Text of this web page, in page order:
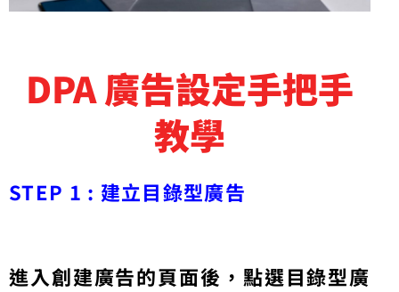
DPA 廣告設定手把手
教學
STEP 1 : 建立目錄型廣告
進入創建廣告的頁面後，點選目錄型廣